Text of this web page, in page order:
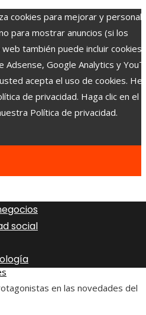
cookies para mejorar y
para mostrar anuncios (si los
también puede incluir cookies
Adsense, Google Analytics y
acepta el uso de cookies.
de privacidad. Haga clic en el
Política de privacidad.
social
en las novedades del